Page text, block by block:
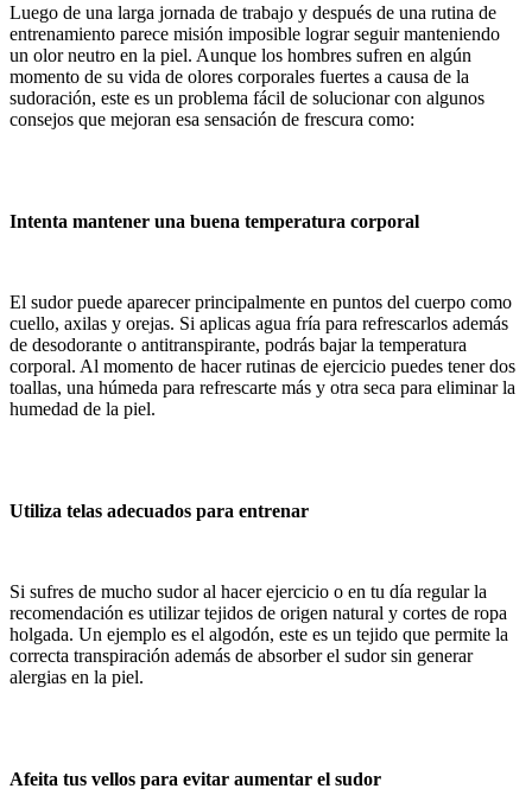
Luego de una larga jornada de trabajo y después de una rutina de
entrenamiento parece misión imposible lograr seguir manteniendo
un olor neutro en la piel. Aunque los hombres sufren en algún
momento de su vida de olores corporales fuertes a causa de la
sudoración, este es un problema fácil de solucionar con algunos
consejos que mejoran esa sensación de frescura como:
Intenta mantener una buena temperatura corporal
El sudor puede aparecer principalmente en puntos del cuerpo como
cuello, axilas y orejas. Si aplicas agua fría para refrescarlos además
de desodorante o antitranspirante, podrás bajar la temperatura
corporal. Al momento de hacer rutinas de ejercicio puedes tener dos
toallas, una húmeda para refrescarte más y otra seca para eliminar la
humedad de la piel.
Utiliza telas adecuados para entrenar
Si sufres de mucho sudor al hacer ejercicio o en tu día regular la
recomendación es utilizar tejidos de origen natural y cortes de ropa
holgada. Un ejemplo es el algodón, este es un tejido que permite la
correcta transpiración además de absorber el sudor sin generar
alergias en la piel.
Afeita tus vellos para evitar aumentar el sudor